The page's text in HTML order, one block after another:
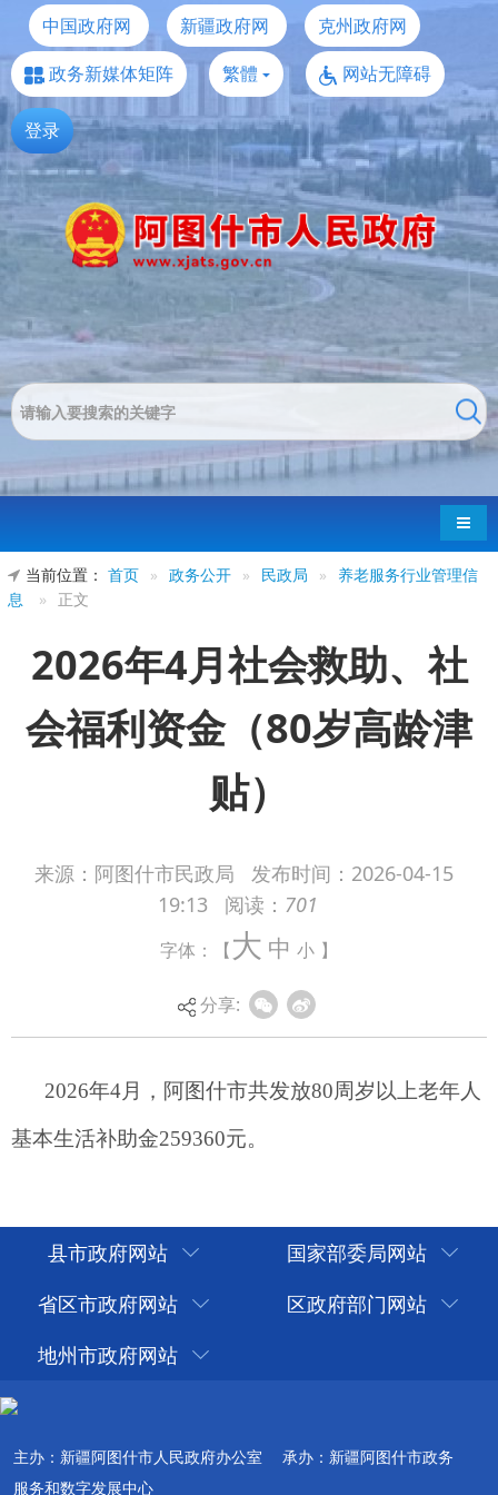
中国政府网 新疆政府网
克州政府网
政务新媒体矩阵
繁體 网站无障碍
登录
导航
当前位置： 首页 » 政务公开 » 民政局 »
养老服务行业管理信
息
» 正文
2026年4月社会救助、社
会福利资金（80岁高龄津
贴）
来源：阿图什市民政局 发布时间： 2026-04-15
19:13
阅读： 701
字体：【大 中 小 】
分享:
2026年4月，阿图什市共发放80周岁以上老年人
基本生活补助金259360元。
县市政府网站
国家部委局网站
省区市政府网站
区政府部门网站
地州市政府网站
主办：新疆阿图什市人民政府办公室
承办：新疆阿图什市政务
服务和数字发展中心